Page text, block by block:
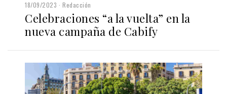
18/09/2023 Redacción
Celebraciones “a la vuelta” en la
nueva campaña de Cabify